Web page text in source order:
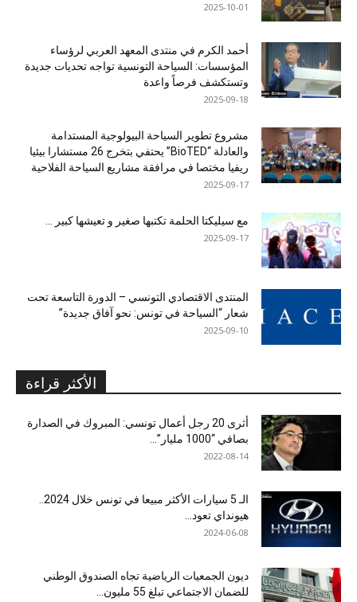
2025-10-01
أحمد الكرم في منتدى المعهد العربي لرؤساء
المؤسسات: السياحة التونسية تواجه تحديات جديدة
وتستكشف فرصاً واعدة
2025-09-18
مشروع تطوير السياحة البيولوجية المستدامة
والعادلة “BioTED” يحتفي بتخرج 26 مستشارا بيئيا
ريفيا مختصا في مرافقة مشاريع السياحة الفلاحية
2025-09-17
مع سيليكتا الحلمة تكتبها صغير و تعيشها كبير …
2025-09-17
المنتدى الاقتصادي التونسي – الدورة التاسعة تحت
شعار “السياحة في تونس: نحو آفاق جديدة”
2025-09-10
الأكثر قراءة
أثرى 20 رجل أعمال تونسي: المبروك في الصدارة
بصافي “1000 مليار”...
2022-08-14
الـ 5 سيارات الأكثر مبيعا في تونس خلال 2024..
هيونداي تعود...
2024-06-08
ديون الجمعيات الرياضية تجاه الصندوق الوطني
للضمان الاجتماعي تبلغ 55 مليون...